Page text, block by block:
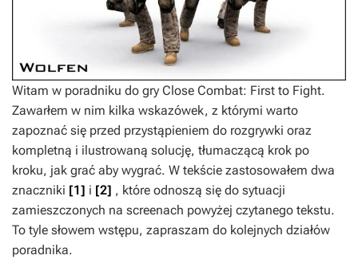
Witam w poradniku do gry Close Combat: First to Fight.
Zawarłem w nim kilka wskazówek, z którymi warto
zapoznać się przed przystąpieniem do rozgrywki oraz
kompletną i ilustrowaną solucję, tłumaczącą krok po
kroku, jak grać aby wygrać. W tekście zastosowałem dwa
znaczniki [1] i [2] , które odnoszą się do sytuacji
zamieszczonych na screenach powyżej czytanego tekstu.
To tyle słowem wstępu, zapraszam do kolejnych działów
poradnika.